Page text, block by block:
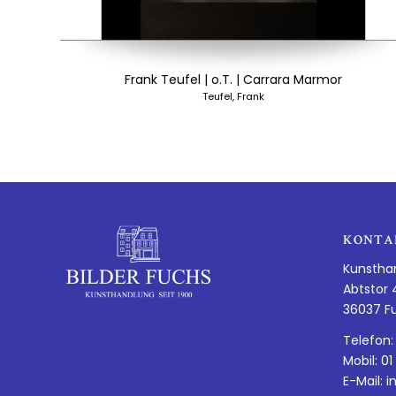
Frank Teufel | o.T. | Carrara Marmor
Teufel, Frank
Abtstor
36037
Mobil:
E-Mail: